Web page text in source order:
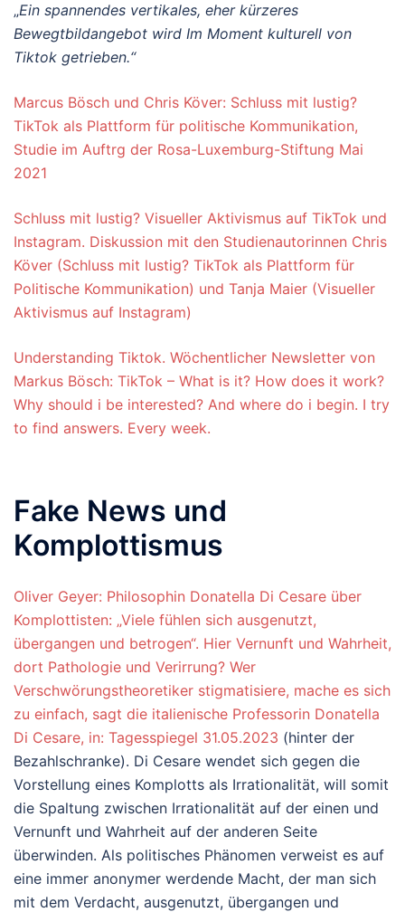
„Ein spannendes vertikales, eher kürzeres
Bewegtbildangebot wird Im Moment kulturell von
Tiktok getrieben.“
Marcus Bösch und Chris Köver: Schluss mit lustig?
TikTok als Plattform für politische Kommunikation,
Studie im Auftrg der Rosa-Luxemburg-Stiftung Mai
2021
Schluss mit lustig? Visueller Aktivismus auf TikTok und
Instagram. Diskussion mit den Studienautorinnen Chris
Köver (Schluss mit lustig? TikTok als Plattform für
Politische Kommunikation) und Tanja Maier (Visueller
Aktivismus auf Instagram)
Understanding Tiktok. Wöchentlicher Newsletter von
Markus Bösch: TikTok – What is it? How does it work?
Why should i be interested? And where do i begin. I try
to find answers. Every week.
Fake News und
Komplottismus
Oliver Geyer: Philosophin Donatella Di Cesare über
Komplottisten: „Viele fühlen sich ausgenutzt,
übergangen und betrogen“. Hier Vernunft und Wahrheit,
dort Pathologie und Verirrung? Wer
Verschwörungstheoretiker stigmatisiere, mache es sich
zu einfach, sagt die italienische Professorin Donatella
Di Cesare, in: Tagesspiegel 31.05.2023 (hinter der
Bezahlschranke). Di Cesare wendet sich gegen die
Vorstellung eines Komplotts als Irrationalität, will somit
die Spaltung zwischen Irrationalität auf der einen und
Vernunft und Wahrheit auf der anderen Seite
überwinden. Als politisches Phänomen verweist es auf
eine immer anonymer werdende Macht, der man sich
mit dem Verdacht, ausgenutzt, übergangen und